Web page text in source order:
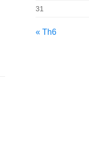
31
« Th6